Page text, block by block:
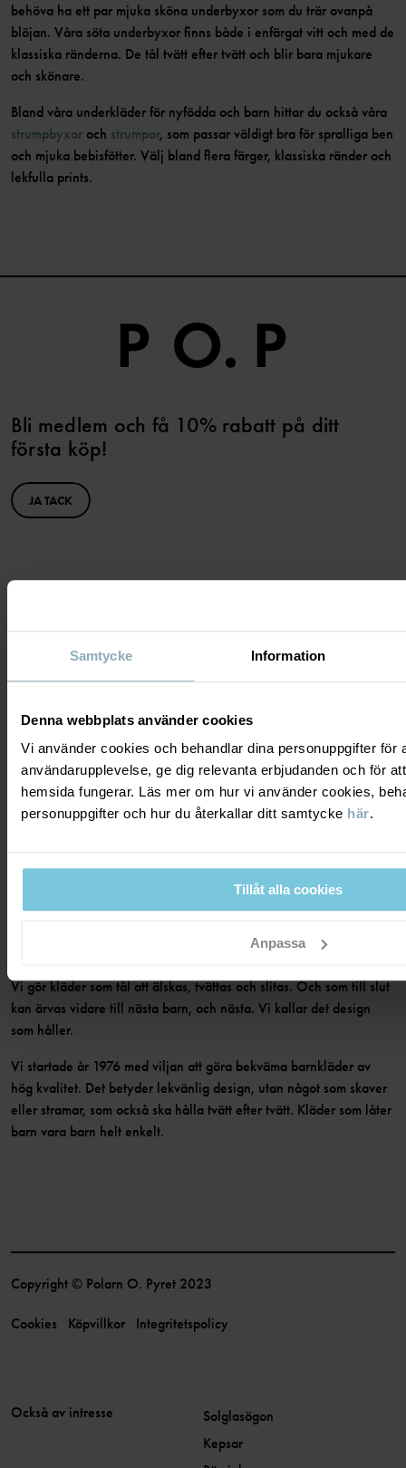
Samtycke Information
Denna webbplats använder cookies
Vi använder cookies och behandlar dina personuppgifter för
användarupplevelse, ge dig relevanta erbjudanden och för
hemsida fungerar. Läs mer om hur vi använder cookies,
personuppgifter och hur du återkallar ditt samtycke här.
Tillåt alla cookies
Anpassa
behöva ha ett par mjuka sköna underbyxor som du trär ovanpå
blöjan. Våra söta underbyxor finns både i enfärgat vitt och med de
klassiska ränderna. De tål tvätt efter tvätt och blir bara mjukare
och skönare.
Bland våra underkläder för nyfödda och barn hittar du också våra
strumpbyxor och strumpor, som passar väldigt bra för spralliga ben
och mjuka bebisfötter. Välj bland flera färger, klassiska ränder och
lekfulla prints.
Bli medlem och få 10% rabatt på ditt
första köp!
JA TACK
BEHÖVER DU HJÄLP?
KONTAKTA OSS VANLIGA FRÅGOR
PRESENTKORTSALDO KÖPVILLKOR
INTEGRITETSPOLICY COOKIEPOLICY
Vår historia
Hitta våra butiker
Press
FÖLJ OSS
Facebook
MEDLEM
Medlemsförmåner
Vi gör kläder som tål att älskas, tvättas och slitas. Och som till slut
kan ärvas vidare till nästa barn, och nästa. Vi kallar det design
som håller.
Vi startade år 1976 med viljan att göra bekväma barnkläder av
hög kvalitet. Det betyder lekvänlig design, utan något som skaver
eller stramar, som också ska hålla tvätt efter tvätt. Kläder som låter
barn vara barn helt enkelt.
Copyright © Polarn O. Pyret 2023
Cookies Köpvillkor Integritetspolicy
Också av intresse
Solglasögon
Kepsar